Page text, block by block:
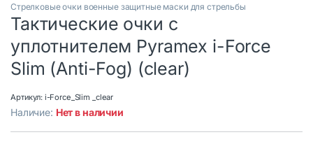
Стрелковые очки военные защитные маски для стрельбы
Тактические очки с
уплотнителем Pyramex i-Force
Slim (Anti-Fog) (clear)
Артикул: i-Force_Slim _clear
Наличие: Нет в наличии